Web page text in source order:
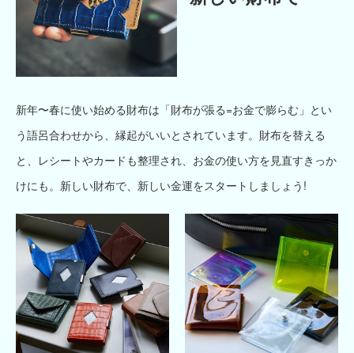
新年〜春に使い始める財布は「財布が張る=お金で膨らむ」とい
う語呂合わせから、縁起がいいとされています。財布を替える
と、レシートやカードも整理され、お金の使い方を見直すきっか
けにも。新しい財布で、新しい金運をスタートしましょう!